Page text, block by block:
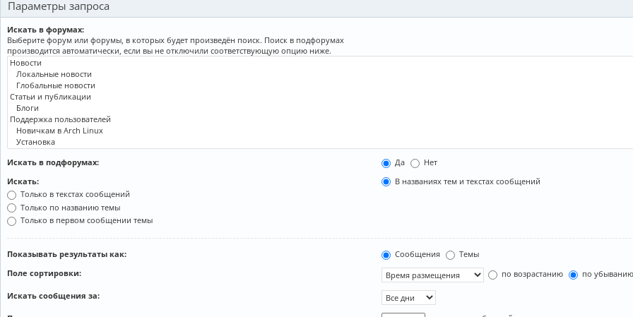
Параметры запроса
Искать в форумах:
Выберите форум или форумы, в которых будет произведён поиск. Поиск в подфорумах
производится автоматически, если вы не отключили соответствующую опцию ниже.
Искать в подфорумах: Да
Нет
Искать:
В названиях тем и текстах сообщений
Только в текстах сообщений
Только по названию темы
Только в первом сообщении темы
Показывать результаты как: Сообщения
Темы
Поле сортировки:
по возрастанию по убыванию
Искать сообщения за: